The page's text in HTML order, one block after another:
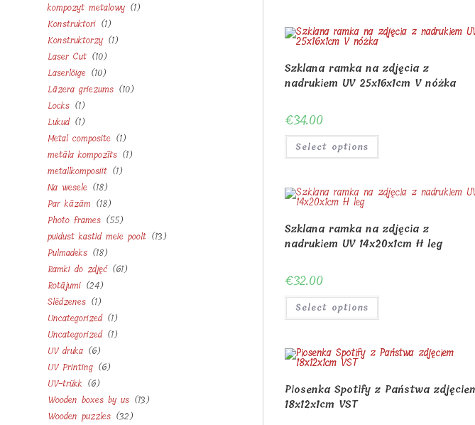
product
kompozyt metalowy 11
Konstruktori 11
product
Konstruktorzy 11
Laser Cut 1010
products
Laserlõige 1010
products
Lāzera griezums 1010
Locks 11
product
Lukud 11
product
Metal composite 11
product
metāla kompozīts 11
metallkomposiit 11
Na wesele 1818
products
Par kāzām 1818
products
Photo frames 5555
products
puidust kastid meie poolt 1313
Pulmadeks 1818
products
Ramki do zdjęć 6161
Rotājumi 2424
products
Slēdzenes 11
product
Uncategorized 11
product
Uncategorized 11
UV druka 66
products
UV Printing 66
UV-trükk 66
products
Wooden boxes by us 1313
Wooden puzzles 3232
Szklana ramka na zdjęcia z
nadrukiem UV 25x16x1cm V nóżka
€34.00
Select options
Szklana ramka na zdjęcia z
nadrukiem UV 14x20x1cm H leg
€32.00
Select options
Piosenka Spotify z Państwa
18x12x1cm VST